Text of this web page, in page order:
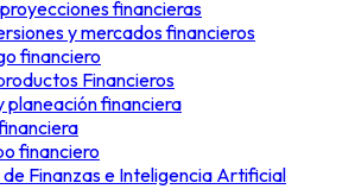
financieras
y mercados financieros
financiero
Financieros
planeación financiera
financiero
Finanzas e Inteligencia Artificial